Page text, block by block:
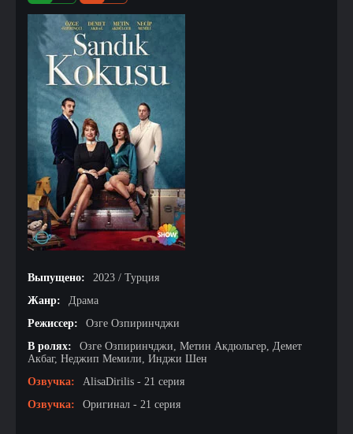
Выпущено:
2023 / Турция
Жанр:
Драма
Режиссер:
Озге Озпиринчджи
В ролях:
Озге Озпиринчджи, Метин Акдюльгер, Демет
Акбаг, Неджип Мемили, Инджи Шен
Озвучка:
AlisaDirilis - 21 серия
Озвучка:
Оригинал - 21 серия